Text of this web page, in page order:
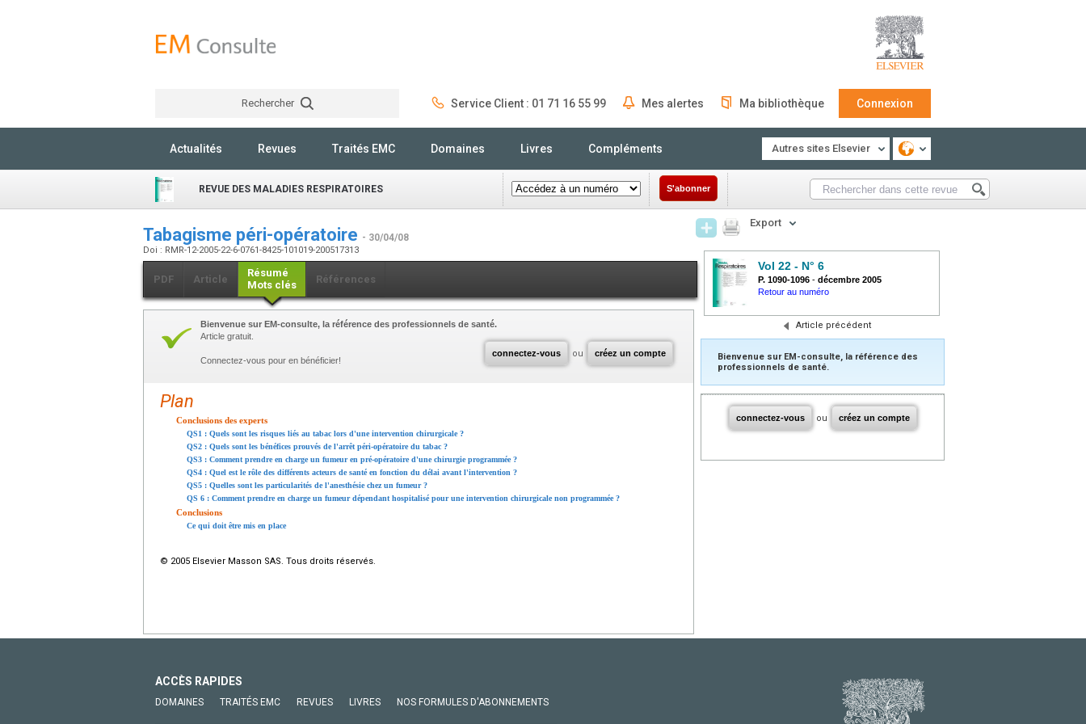
Rechercher Service Client : 01 71 16 55 99 Mes alertes Ma bibliothèque Connexion
Actualités Revues Traités EMC Domaines Livres Compléments Autres sites Elsevier
REVUE DES MALADIES RESPIRATOIRES S'abonner
Tabagisme péri-opératoire - 30/04/08
Doi : RMR-12-2005-22-6-0761-8425-101019-200517313
PDF Article
Résumé
Mots clés
Références
connectez-vous ou créez un compte
Bienvenue sur EM-consulte, la référence des professionnels de santé.
Article gratuit.
Connectez-vous pour en bénéficier!
Plan
Conclusions des experts
QS1 : Quels sont les risques liés au tabac lors d'une intervention chirurgicale ?
QS2 : Quels sont les bénéfices prouvés de l'arrêt péri-opératoire du tabac ?
QS3 : Comment prendre en charge un fumeur en pré-opératoire d'une chirurgie programmée ?
QS4 : Quel est le rôle des différents acteurs de santé en fonction du délai avant l'intervention ?
QS5 : Quelles sont les particularités de l'anesthésie chez un fumeur ?
QS 6 : Comment prendre en charge un fumeur dépendant hospitalisé pour une intervention chirurgicale non programmée ?
Conclusions
Ce qui doit être mis en place
© 2005 Elsevier Masson SAS. Tous droits réservés.
Export
Vol 22 - N° 6
P. 1090-1096 - décembre 2005
Retour au numéro
Article précédent
Bienvenue sur EM-consulte, la référence des
professionnels de santé.
connectez-vous ou créez un compte
ACCÈS RAPIDES
DOMAINES TRAITÉS EMC REVUES LIVRES NOS FORMULES D'ABONNEMENTS